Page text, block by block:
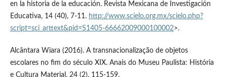
en la historia de la educación. Revista Mexicana de Investigación
Educativa, 14 (40), 7-11. http://www.scielo.org.mx/scielo.php?
script=sci_arttext&pid=S1405-66662009000100002>.
Alcântara Wiara (2016). A transnacionalização de objetos
escolares no fim do século XIX. Anais do Museu Paulista: História
e Cultura Material, 24 (2), 115-159.